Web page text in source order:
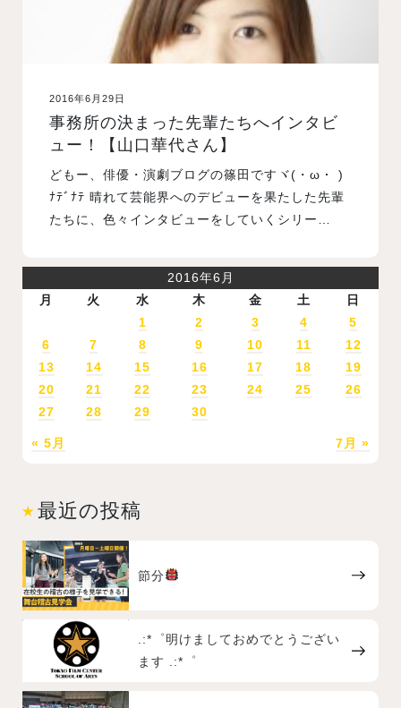
2016年6月29日
事務所の決まった先輩たちへインタビ
ュー！【山口華代さん】
どもー、俳優・演劇ブログの篠田ですヾ(・ω・ )
ﾅﾃﾞﾅﾃ 晴れて芸能界へのデビューを果たした先輩
たちに、色々インタビューをしていくシリー…
2016年6月
月
火 水 木 金 土 日
« 5月 7月 »
1 2 3 4
5
6
7 8 9 10 11
12
13
14 15 16 17 18
19
20
21 22 23 24 25
26
27
28 29 30
最近の投稿
節分
.:*゜明けましておめでとうござい
ます .:*゜